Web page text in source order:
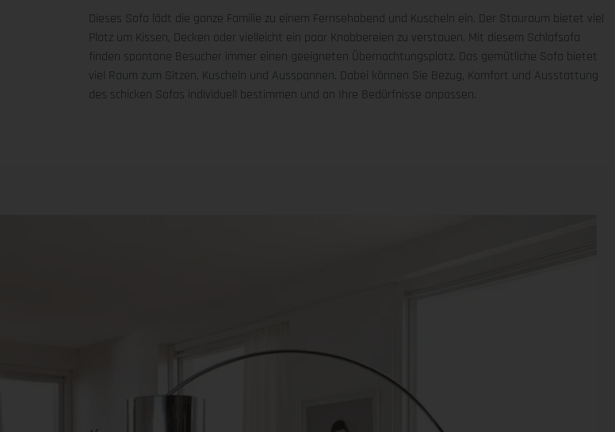
Dieses Sofa lädt die ganze Familie zu einem Fernsehabend und Kuscheln ein. Der Stauraum bietet viel
Platz um Kissen, Decken oder vielleicht ein paar Knabbereien zu verstauen. Mit diesem Schlafsofa
finden spontane Besucher immer einen geeigneten Übernachtungsplatz. Das gemütliche Sofa bietet
viel Raum zum Sitzen, Kuscheln und Ausspannen. Dabei können Sie Bezug, Komfort und Ausstattung
des schicken Sofas individuell bestimmen und an Ihre Bedürfnisse anpassen.